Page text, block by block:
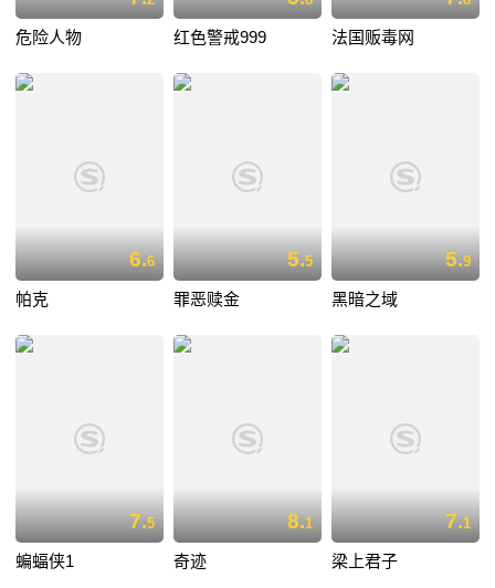
危险人物 红色警戒999 法国贩毒网
6.6
帕克
5.5
罪恶赎金
5.9
黑暗之域
7.5
蝙蝠侠1
8.1
奇迹
7.1
梁上君子